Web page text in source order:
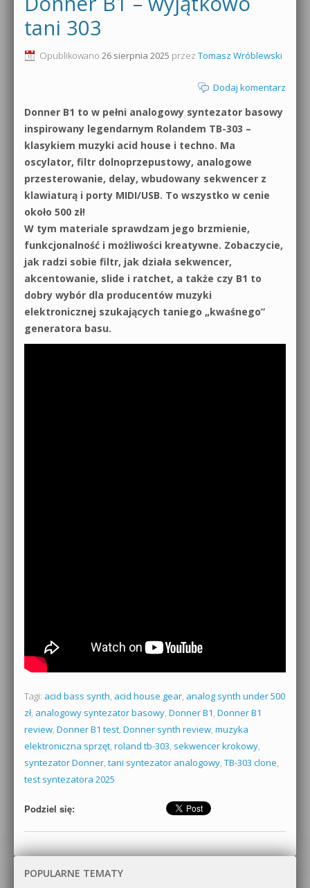
Produkcja muzyczna od podstaw
Sylenth1 od podstaw
Dubstep z syntezatorem Massive
Kontakt 5 Kompendium
Pakiety
0dB.pl - informacje
Newsletter
Archiwum aktualności
Polityka prywatności
Regulamin
Działanie sklepu internetowego
Wyszukiwanie
tani 303
Opublikowano 26 sierpnia 2025 przez Tomasz Wróblewski
Dodaj komentarz
Donner B1 to w pełni analogowy syntezator basowy
inspirowany legendarnym Rolandem TB-303 –
klasykiem muzyki acid house i techno. Ma
oscylator, filtr dolnoprzepustowy, analogowe
przesterowanie, delay, wbudowany sekwencer z
klawiaturą i porty MIDI/USB. To wszystko w cenie
około 500 zł!
W tym materiale sprawdzam jego brzmienie,
funkcjonalność i możliwości kreatywne. Zobaczycie,
jak radzi sobie filtr, jak działa sekwencer,
akcentowanie, slide i ratchet, a także czy B1 to
dobry wybór dla producentów muzyki
elektronicznej szukających taniego „kwaśnego”
generatora basu.
Tagi: acid bass synth, acid house gear, analog synth under 500
zł, analogowy syntezator basowy, Donner B1, Donner B1
review, Donner B1 test, Donner synth review, muzyka
elektroniczna sprzęt, roland tb-303, sekwencer krokowy,
syntezator Donner, tani syntezator analogowy, TB-303 clone,
test syntezatora 2025
Podziel się:
POPULARNE TEMATY